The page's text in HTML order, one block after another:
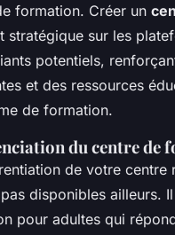
formation. Créer un
stratégique sur les
potentiels,
et des ressources
de formation.
du centre de
de votre
disponibles ailleurs.
pour adultes qui